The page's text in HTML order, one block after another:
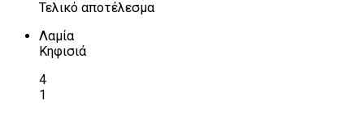
Τελικό αποτέλεσμα
Λαμία
Κηφισιά
4
1